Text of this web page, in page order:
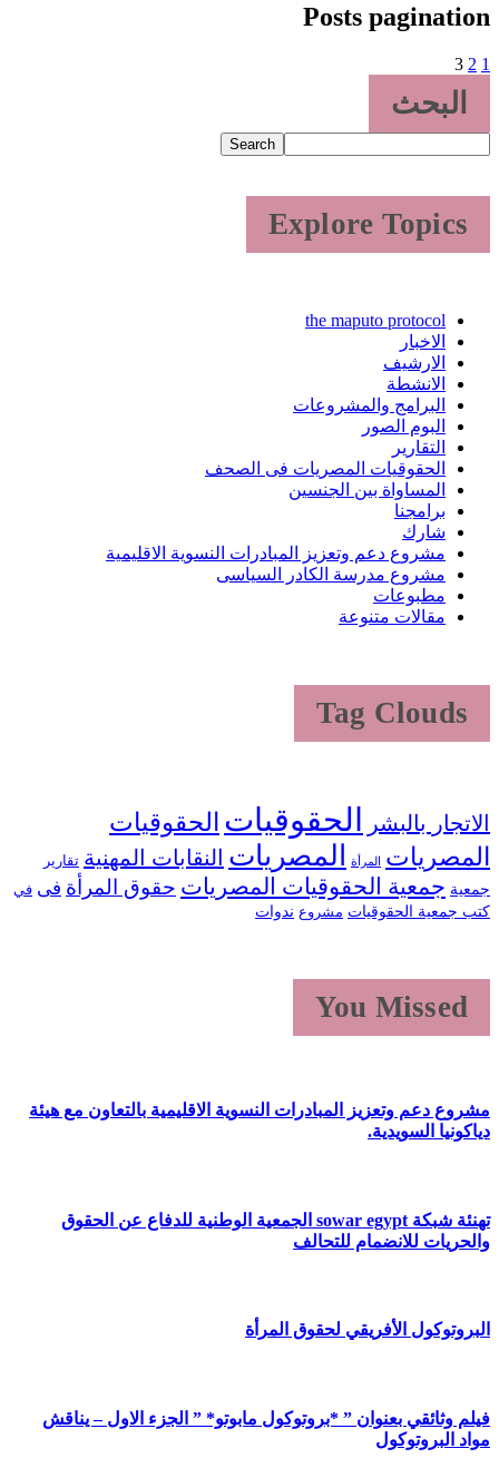
Posts pagination
1
2
3
البحث
Search
Explore Topics
the maputo protocol
الاخبار
الارشيف
الانشطة
البرامج والمشروعات
البوم الصور
التقارير
الحقوقيات المصريات فى الصحف
المساواة بين الجنسين
برامجنا
شارك
مشروع دعم وتعزيز المبادرات النسوية الاقليمية
مشروع مدرسة الكادر السياسى
مطبوعات
مقالات متنوعة
Tag Clouds
الاتجار بالبشر الحقوقيات الحقوقيات
المصريات
المرأة المصريات النقابات المهنية تقارير
جمعية جمعية الحقوقيات المصريات حقوق المرأة فى في
كتب جمعية الحقوقيات مشروع ندوات
You Missed
مشروع دعم وتعزيز المبادرات النسوية الاقليمية بالتعاون مع هيئة
دياكونيا السويدية.
تهنئة شبكة sowar egypt الجمعية الوطنية للدفاع عن الحقوق
والحريات للانضمام للتحالف
البروتوكول الأفريقي لحقوق المرأة
فيلم وثائقي بعنوان ” *بروتوكول مابوتو* ” الجزء الاول – يناقش
مواد البروتوكول